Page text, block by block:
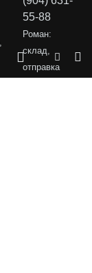
55-88
Роман:
склад,
отправка